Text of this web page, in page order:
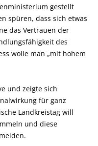
gestellt
spüren, dass sich etwas
das Vertrauen der
des
wolle man „mit hohem
und zeigte sich
für ganz
Landkreistag will
und diese